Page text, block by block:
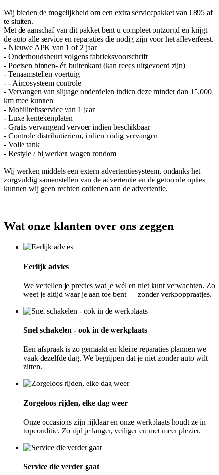
Wij bieden de mogelijkheid om een extra servicepakket van €895 af
te sluiten.
Met de aanschaf van dit pakket bent u compleet ontzorgd en krijgt
de auto alle service en reparaties die nodig zijn voor het afleverfeest.
- Nieuwe APK van 1 of 2 jaar
- Onderhoudsbeurt volgens fabrieksvoorschrift
- Poetsen binnen- én buitenkant (kan reeds uitgevoerd zijn)
- Tenaamstellen voertuig
- - Aircosysteem controle
- Vervangen van slijtage onderdelen indien deze minder dan 15.000
km mee kunnen
- Mobiliteitsservice van 1 jaar
- Luxe kentekenplaten
- Gratis vervangend vervoer indien beschikbaar
- Controle distributieriem, indien nodig vervangen
- Volle tank
- Restyle / bijwerken wagen rondom
Wij werken middels een extern advertentiesysteem, ondanks het
zorgvuldig samenstellen van de advertentie en de getoonde opties
kunnen wij geen rechten ontlenen aan de advertentie.
Wat onze klanten over ons zeggen
Eerlijk advies
We vertellen je precies wat je wél en niet kunt verwachten. Zo
weet je altijd waar je aan toe bent — zonder verkooppraatjes.
Snel schakelen - ook in de werkplaats
Een afspraak is zo gemaakt en kleine reparaties plannen we
vaak dezelfde dag. We begrijpen dat je niet zonder auto wilt
zitten.
Zorgeloos rijden, elke dag weer
Onze occasions zijn rijklaar en onze werkplaats houdt ze in
topconditie. Zo rijd je langer, veiliger en met meer plezier.
Service die verder gaat